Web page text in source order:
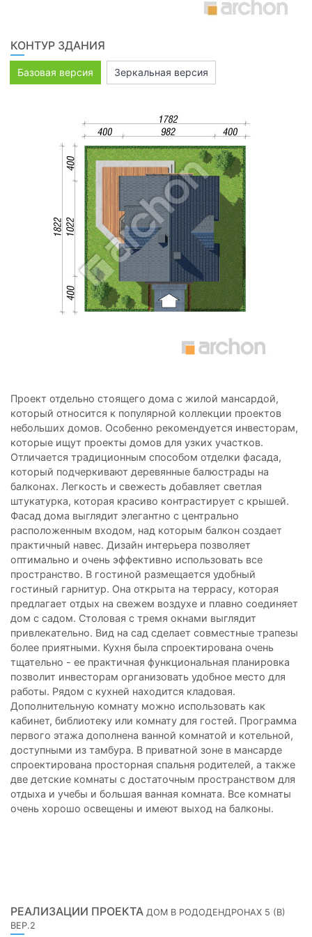
КОНТУР ЗДАНИЯ
Базовая версия Зеркальная версия
Проект отдельно стоящего дома с жилой мансардой,
который относится к популярной коллекции проектов
небольших домов. Особенно рекомендуется инвесторам,
которые ищут проекты домов для узких участков.
Отличается традиционным способом отделки фасада,
который подчеркивают деревянные балюстрады на
балконах. Легкость и свежесть добавляет светлая
штукатурка, которая красиво контрастирует с крышей.
Фасад дома выглядит элегантно с центрально
расположенным входом, над которым балкон создает
практичный навес. Дизайн интерьера позволяет
оптимально и очень эффективно использовать все
пространство. В гостиной размещается удобный
гостиный гарнитур. Она открыта на террасу, которая
предлагает отдых на свежем воздухе и плавно соединяет
дом с садом. Столовая с тремя окнами выглядит
привлекательно. Вид на сад сделает совместные трапезы
более приятными. Кухня была спроектирована очень
тщательно - ее практичная функциональная планировка
позволит инвесторам организовать удобное место для
работы. Рядом с кухней находится кладовая.
Дополнительную комнату можно использовать как
кабинет, библиотеку или комнату для гостей. Программа
первого этажа дополнена ванной комнатой и котельной,
доступными из тамбура. В приватной зоне в мансарде
спроектирована просторная спальня родителей, а также
две детские комнаты с достаточным пространством для
отдыха и учебы и большая ванная комната. Все комнаты
очень хорошо освещены и имеют выход на балконы.
РЕАЛИЗАЦИИ ПРОЕКТА ДОМ В РОДОДЕНДРОНАХ 5 (В)
ВЕР.2